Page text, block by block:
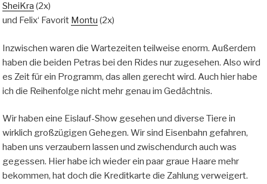
SheiKra (2x)
und Felix‘ Favorit Montu (2x)
Inzwischen waren die Wartezeiten teilweise enorm. Außerdem
haben die beiden Petras bei den Rides nur zugesehen. Also wird
es Zeit für ein Programm, das allen gerecht wird. Auch hier habe
ich die Reihenfolge nicht mehr genau im Gedächtnis.
Wir haben eine Eislauf-Show gesehen und diverse Tiere in
wirklich großzügigen Gehegen. Wir sind Eisenbahn gefahren,
haben uns verzaubern lassen und zwischendurch auch was
gegessen. Hier habe ich wieder ein paar graue Haare mehr
bekommen, hat doch die Kreditkarte die Zahlung verweigert.